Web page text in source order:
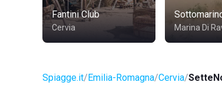
Fantini Club
Cervia Marina Di
Spiagge.it Emilia-Romagna Cervia